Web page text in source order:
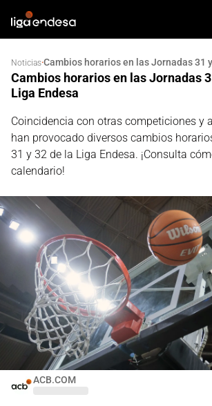
Noticias·
Cambios horarios en las Jornadas
Liga Endesa
Coincidencia con otras competiciones y
han provocado diversos cambios
31 y 32 de la Liga Endesa. ¡Consulta
calendario!
ACB.COM